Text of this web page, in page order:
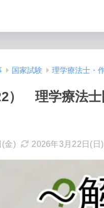
国家試験 理学療法士・
） 理学療法
(金) 2026年3月22日(日)